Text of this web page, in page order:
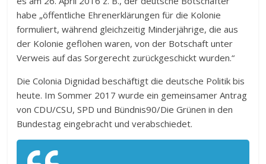
habe „öffentliche Ehrenerklärungen für die Kolonie
formuliert, während gleichzeitig Minderjährige, die aus
der Kolonie geflohen waren, von der Botschaft unter
Verweis auf das Sorgerecht zurückgeschickt wurden.“
Die Colonia Dignidad beschäftigt die deutsche Politik bis
heute. Im Sommer 2017 wurde ein gemeinsamer Antrag
von CDU/CSU, SPD und Bündnis90/Die Grünen in den
Bundestag eingebracht und verabschiedet.